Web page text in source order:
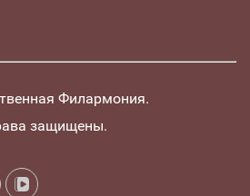
Филармония.
защищены.